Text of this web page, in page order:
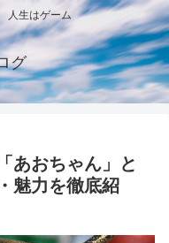
人生はゲーム
グ
あおちゃん」と
魅力を徹底紹